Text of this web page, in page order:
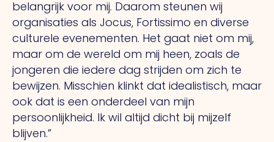
belangrijk voor mij. Daarom steunen wij
organisaties als Jocus, Fortissimo en diverse
culturele evenementen. Het gaat niet om mij,
maar om de wereld om mij heen, zoals de
jongeren die iedere dag strijden om zich te
bewijzen. Misschien klinkt dat idealistisch, maar
ook dat is een onderdeel van mijn
persoonlijkheid. Ik wil altijd dicht bij mijzelf
blijven.”